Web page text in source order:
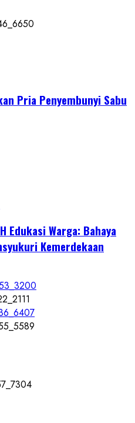
Pria Penyembunyi Sabu
Edukasi Warga: Bahaya
Kemerdekaan